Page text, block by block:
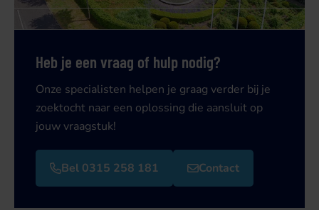
Heb je een vraag of hulp nodig?
Onze specialisten helpen je graag verder bij je
zoektocht naar een oplossing die aansluit op
jouw vraagstuk!
Bel 0315 258 181 Contact